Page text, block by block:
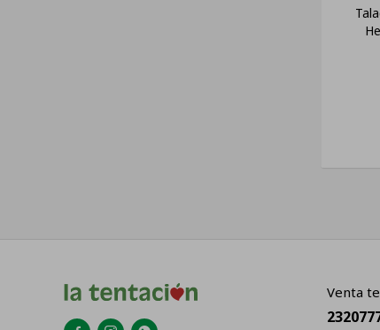
Venta